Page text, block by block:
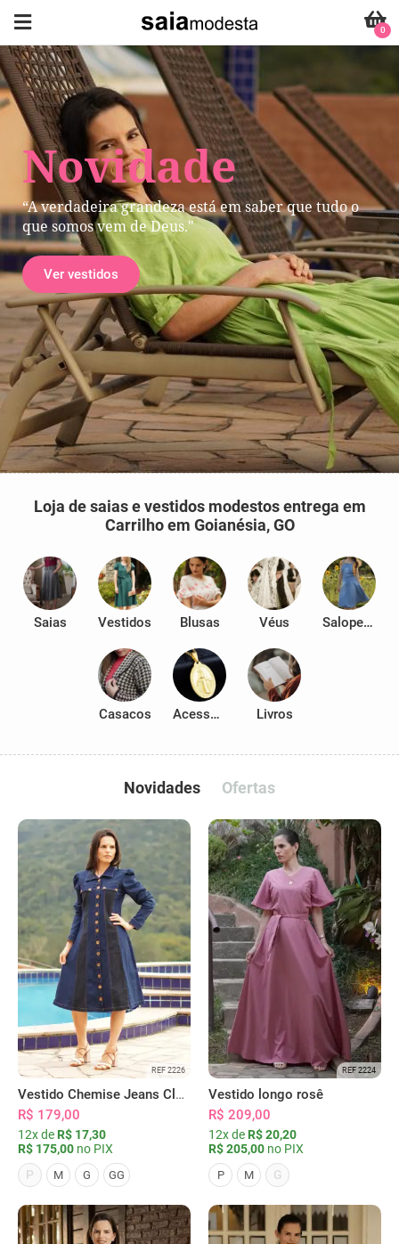
Novidade
“A verdadeira grandeza está em saber que tudo o
que somos vem de Deus."
Ver vestidos
0
Loja de saias e vestidos modestos entrega em
Carrilho em Goianésia, GO
Saias Vestidos Blusas Véus Salopetes
Casacos Acessórios Livros
Novidades Ofertas
REF 2226
Vestido Chemise Jeans Clássica Serena
R$ 179,00
12x de R$ 17,30
R$ 175,00 no PIX
P
M G GG
REF 2224
Vestido longo rosê
R$ 209,00
12x de R$ 20,20
R$ 205,00 no PIX
P M G